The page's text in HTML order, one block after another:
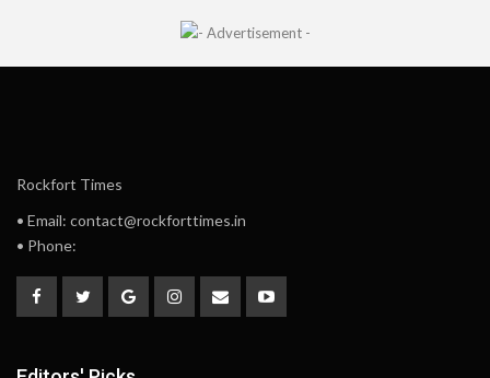
Rockfort Times
• Email: contact@rockforttimes.in
• Phone: